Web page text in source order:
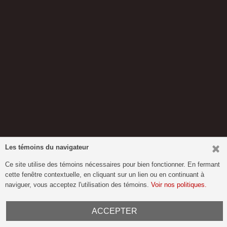
Les témoins du navigateur
Ce site utilise des témoins nécessaires pour bien fonctionner. En fermant
cette fenêtre contextuelle, en cliquant sur un lien ou en continuant à
naviguer, vous acceptez l'utilisation des témoins. Voir nos politiques.
ACCEPTER